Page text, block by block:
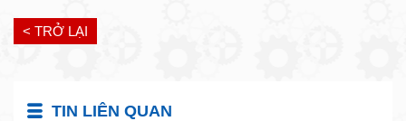
< TRỞ LẠI
TIN LIÊN QUAN